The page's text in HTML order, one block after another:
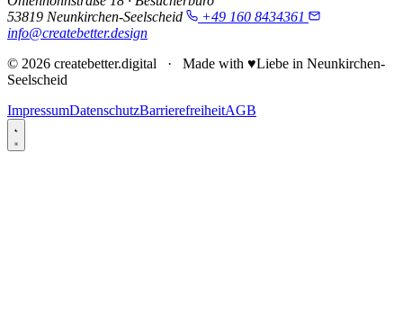
Kontakt
Ohlenhohnstraße 18 · Besucherbüro
53819 Neunkirchen-Seelscheid
© 2026 createbetter.digital · Made with
Seelscheid